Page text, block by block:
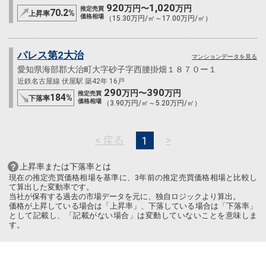
上昇率70.2%
推定売買
価格相場
920万円〜1,020万円
（15.30万円/㎡～17.00万円/㎡）
パレス第2大治
愛知県海部郡大治町大字砂子字西腰掛畑１８７０ー１
近鉄名古屋線 伏屋駅 築42年 16戸
下落率184%
推定売買
価格相場
290万円〜390万円
（3.90万円/㎡～5.20万円/㎡）
マンションデータを見る
< 戻る 1 >
上昇率または下落率とは
現在の推定売買価格相場を基準に、3年前の推定売買価格相場と比較し
て算出した変動率です。
当社が保有する過去の市場データを元に、独自ロジックより算出。
価格が上昇している場合は「上昇率」、下落している場合は「下落率」
として記載し、「記載がない場合」は変動していないことを意味しま
す。